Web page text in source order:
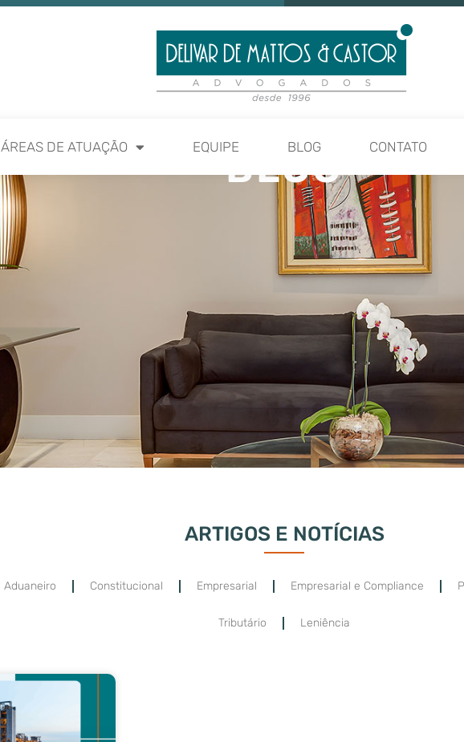
ÁREAS DE ATUAÇÃO EQUIPE BLOG CONTATO
BLOG
ARTIGOS E NOTÍCIAS
Aduaneiro Constitucional Empresarial Empresarial e Compliance
Tributário Leniência